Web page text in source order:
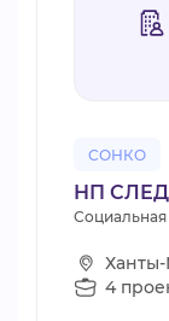
СОНКО
НП
4